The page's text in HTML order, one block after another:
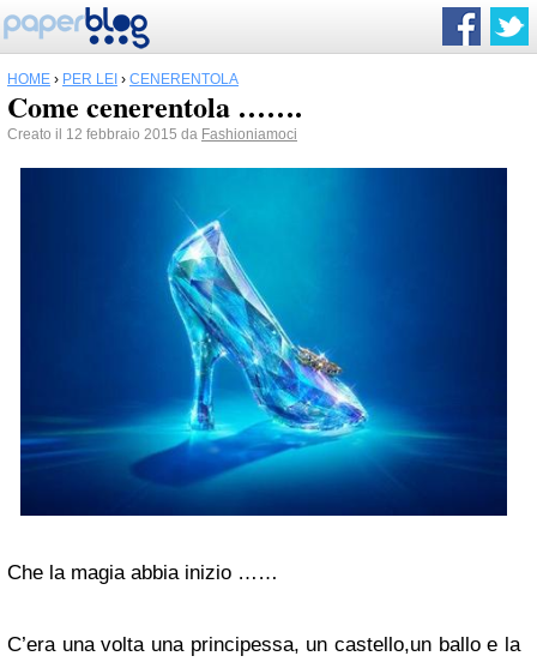
HOME › PER LEI › CENERENTOLA
Come cenerentola …….
Creato il 12 febbraio 2015 da Fashioniamoci
Che la magia abbia inizio ……
C’era una volta una principessa, un castello,un ballo e la